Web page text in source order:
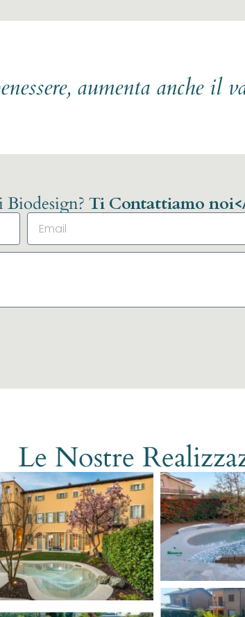
aumenta anche il
Biodesign? Ti Contattiamo
Le Nostre